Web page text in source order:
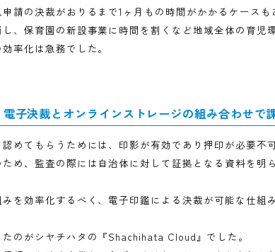
ある本部の理事は非常に多忙なため、迅速な対応
消し、保育園の新設事業に時間を割くなど地域